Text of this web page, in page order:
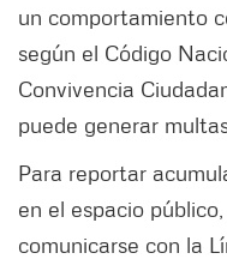
un comportamiento
según el Código
Convivencia
puede generar
Para reportar
en el espacio
comunicarse con la